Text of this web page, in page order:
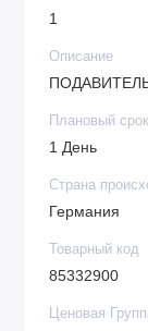
1
Описание
Плановый
1 День
Страна
Германия
Товарный код
85332900
Ценовая